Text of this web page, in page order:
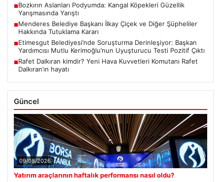
■Bozkırın Aslanları Podyumda: Kangal Köpekleri Güzellik
Yarışmasında Yarıştı
■Menderes Belediye Başkanı İlkay Çiçek ve Diğer Şüpheliler
Hakkında Tutuklama Kararı
■Etimesgut Belediyesi’nde Soruşturma Derinleşiyor: Başkan
Yardımcısı Mutlu Kerimoğlu’nun Uyuşturucu Testi Pozitif Çıktı
■Rafet Dalkıran kimdir? Yeni Hava Kuvvetleri Komutanı Rafet
Dalkıran’ın hayatı
Güncel
09/08/2026
Yatırım araçlarının haftalık performansı nasıl oldu?